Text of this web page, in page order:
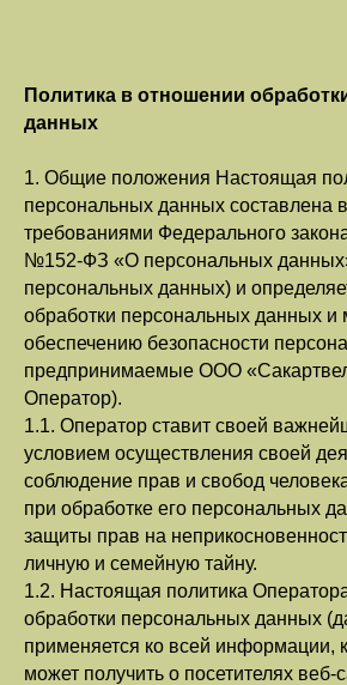
Политика в отношении
данных
1. Общие положения Настоящая
персональных данных составлена
требованиями Федерального
№152-ФЗ «О персональных
персональных данных) и
обработки персональных данных и
обеспечению безопасности
предпринимаемые ООО
Оператор).
1.1. Оператор ставит своей
условием осуществления своей
соблюдение прав и свобод
при обработке его персональных
защиты прав на
личную и семейную тайну.
1.2. Настоящая политика
обработки персональных данных
применяется ко всей информации,
может получить о посетителях веб-